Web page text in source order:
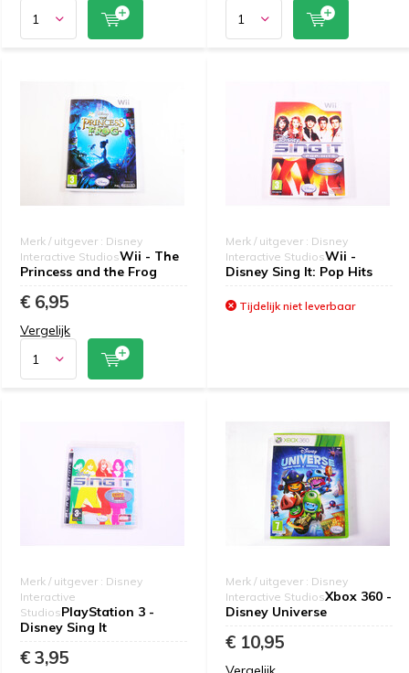
Merk / uitgever : Disney
Interactive StudiosWii - The
Princess and the Frog
€ 6,95
Vergelijk
Merk / uitgever : Disney
Interactive StudiosWii -
Disney Sing It: Pop Hits
Tijdelijk niet leverbaar
Merk / uitgever : Disney
Interactive
StudiosPlayStation 3 -
Disney Sing It
€ 3,95
Merk / uitgever : Disney
Interactive StudiosXbox 360 -
Disney Universe
€ 10,95